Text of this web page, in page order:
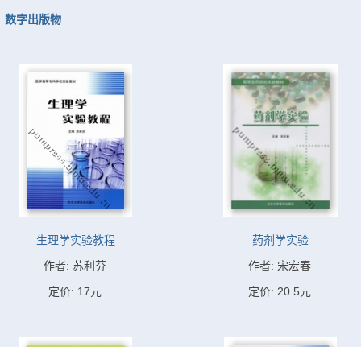
数字出版物
生理学实验教程
作者: 苏利芬
定价: 17元
药剂学实验
作者: 宋宏春
定价: 20.5元